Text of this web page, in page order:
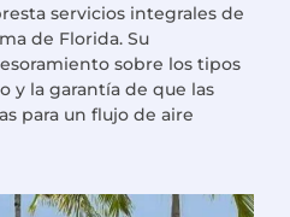
servicios integrales de
de Florida. Su
sobre los tipos
y la garantía de que las
para un flujo de aire